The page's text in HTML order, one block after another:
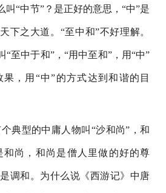
叫“中节”？是正好的意思，“中”是
下之大道。“至中和”不好理解。
“至中于和”，“用中至和”，用“中”
，用“中”的方式达到和谐的目
个典型的中庸人物叫“沙和尚”，和
和尚，和尚是僧人里做的好的尊
调和。为什么说《西游记》中唐